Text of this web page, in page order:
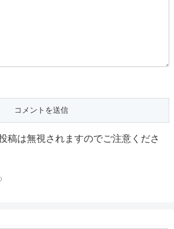
稿は無視されますのでご注意くださ